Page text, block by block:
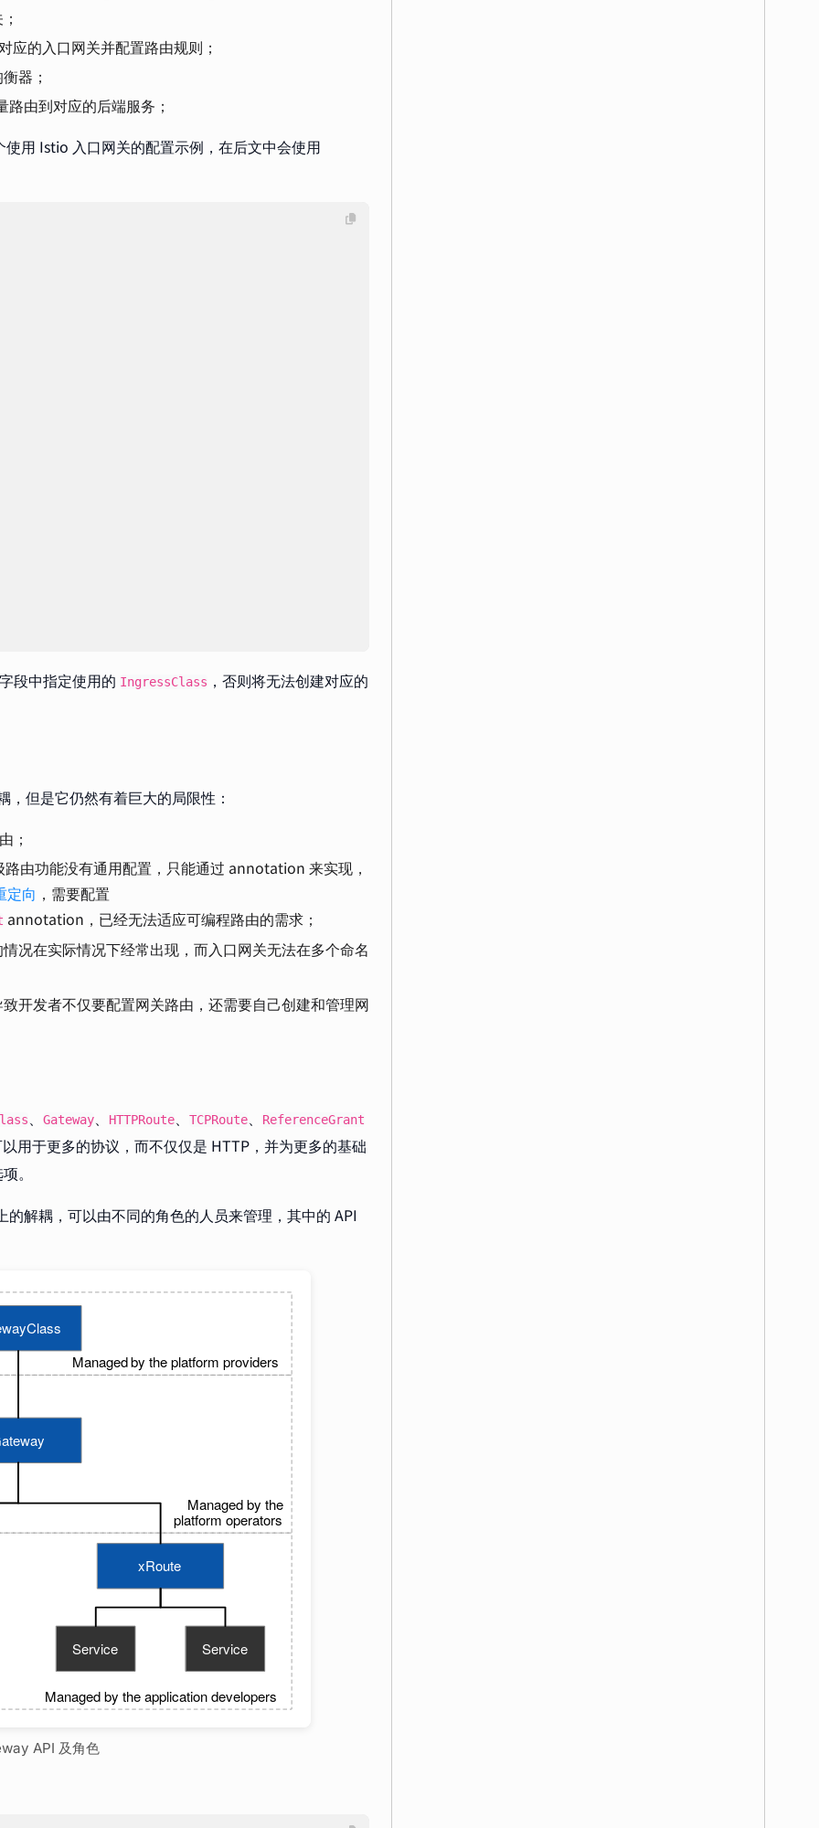
的入口网关并配置路由规则；
器；
由到对应的后端服务；
用 Istio 入口网关的配置示例，在后文中会使用
段中指定使用的 IngressClass ，否则将无法创建对应的
但是它仍然有着巨大的局限性：
；
由功能没有通用配置，只能通过 annotation 来实现，
定向 ，需要配置
annotation，已经无法适应可编程路由的需求；
况在实际情况下经常出现，而入口网关无法在多个命名
开发者不仅要配置网关路由，还需要自己创建和管理网
、 Gateway、 HTTPRoute、 TCPRoute、 ReferenceGrant
用于更多的协议，而不仅仅是 HTTP，并为更多的基础
。
解耦，可以由不同的角色的人员来管理，其中的 API
API 及角色